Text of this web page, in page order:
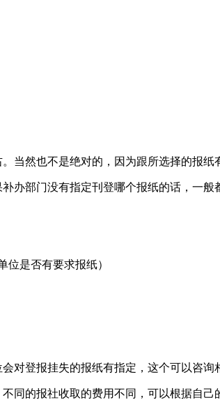
当然也不是绝对的，因为跟所选择的报
办部门没有指定刊登哪个报纸的话，一般
位是否有要求报纸）
对登报挂失的报纸有指定，这个可以咨询
同的报社收取的费用不同，可以根据自